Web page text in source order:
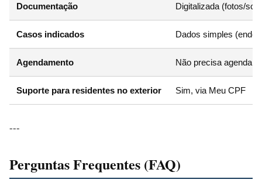
Documentação Digitalizada (fotos/
Casos indicados Dados simples
Agendamento Não precisa agendar
Suporte para residentes no exterior Sim, via Meu CPF
---
Perguntas Frequentes (FAQ)